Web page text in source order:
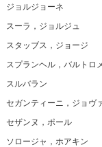
ジョルジョーネ
スーラ，ジョルジュ
スタッブス，ジョージ
スプランヘル，バルトロ
スルバラン
セガンティーニ，ジョヴ
セザンヌ，ポール
ソロージャ，ホアキン